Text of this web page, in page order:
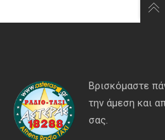
Βρισκόμαστε
την άμεση και
σας.